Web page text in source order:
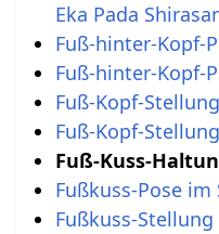
Eka Pada
Fuß-hinter-Kopf-
Fuß-hinter-Kopf-
Fuß-Kopf-
Fuß-Kopf-
Fuß-Kuss-
Fußkuss-Pose im
Fußkuss-